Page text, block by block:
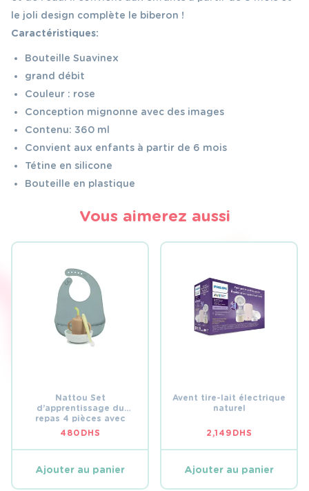
le joli design complète le biberon !
Caractéristiques:
Bouteille Suavinex
grand débit
Couleur : rose
Conception mignonne avec des images
Contenu: 360 ml
Convient aux enfants à partir de 6 mois
Tétine en silicone
Bouteille en plastique
Vous aimerez aussi
Nattou Set
d’apprentissage du
repas 4 pièces avec
bavoir en silicone en
vert
480 DHS
Ajouter au panier
Avent tire-lait électrique
naturel
2,149 DHS
Ajouter au panier